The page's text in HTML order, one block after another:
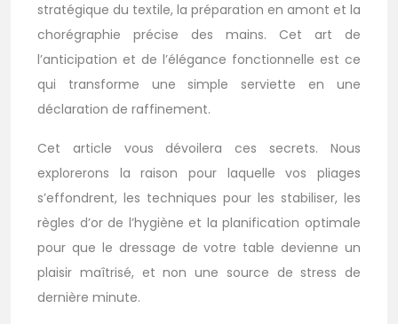
stratégique du textile, la préparation en amont et la
chorégraphie précise des mains. Cet art de
l’anticipation et de l’élégance fonctionnelle est ce
qui transforme une simple serviette en une
déclaration de raffinement.
Cet article vous dévoilera ces secrets. Nous
explorerons la raison pour laquelle vos pliages
s’effondrent, les techniques pour les stabiliser, les
règles d’or de l’hygiène et la planification optimale
pour que le dressage de votre table devienne un
plaisir maîtrisé, et non une source de stress de
dernière minute.